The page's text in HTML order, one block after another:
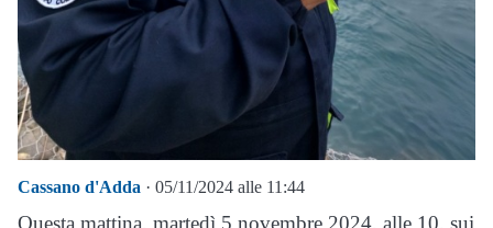
Cassano d'Adda · 05/11/2024 alle 11:44
Questa mattina, martedì 5 novembre 2024, alle 10, sui